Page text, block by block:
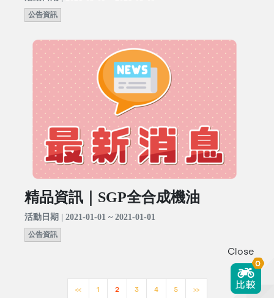
公告資訊
精品資訊｜SGP全合成機油
活動日期 | 2021-01-01 ~ 2021-01-01
公告資訊
<< 1 2 3 4 5 >>
Close
0